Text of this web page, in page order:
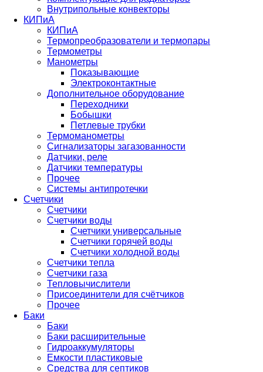
Внутрипольные конвекторы
КИПиА
КИПиА
Термопреобразователи и термопары
Термометры
Манометры
Показывающие
Электроконтактные
Дополнительное оборудование
Переходники
Бобышки
Петлевые трубки
Термоманометры
Сигнализаторы загазованности
Датчики, реле
Датчики температуры
Прочее
Системы антипротечки
Счетчики
Счетчики
Счетчики воды
Счетчики универсальные
Счетчики горячей воды
Счетчики холодной воды
Счетчики тепла
Счетчики газа
Тепловычислители
Присоединители для счётчиков
Прочее
Баки
Баки
Баки расширительные
Гидроаккумуляторы
Емкости пластиковые
Средства для септиков